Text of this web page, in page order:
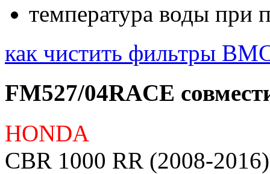
температура воды при
как чистить фильтры
FM527/04RACE
HONDA
CBR 1000 RR (2008-2016)